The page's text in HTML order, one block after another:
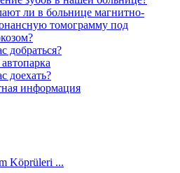
ли в больнице магнитно-
томограмму под
добраться?
доехать?
информация
Köprüleri ...